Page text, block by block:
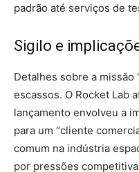
padrão até serviços de
Sigilo e
Detalhes sobre a missão
escassos. O Rocket Lab
lançamento envolveu a
para um “cliente
comum na indústria
por pressões